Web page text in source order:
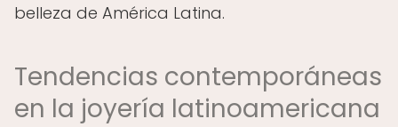
belleza de América Latina.
Tendencias contemporáneas
en la joyería latinoamericana